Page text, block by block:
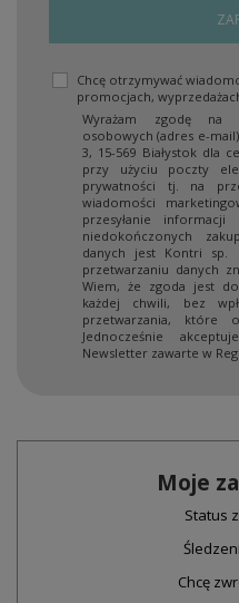
Chcę otrzymywać
promocjach,
Wyrażam zgodę na
osobowych (adres e-
3, 15-569 Białystok dla
przy użyciu poczty
prywatności tj. na
wiadomości
przesyłanie
niedokończonych
danych jest Kontri sp.
przetwarzaniu danych
Wiem, że zgoda jest
każdej chwili, bez
przetwarzania, które
Jednocześnie
Newsletter zawarte w
Moje
Status
Chcę